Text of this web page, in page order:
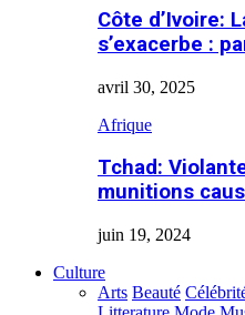
Côte d’Ivoire:
s’exacerbe :
avril 30, 2025
Afrique
Tchad:
munitions
juin 19, 2024
Culture
Arts Beauté